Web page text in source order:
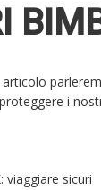
i
viaggiare sicuri